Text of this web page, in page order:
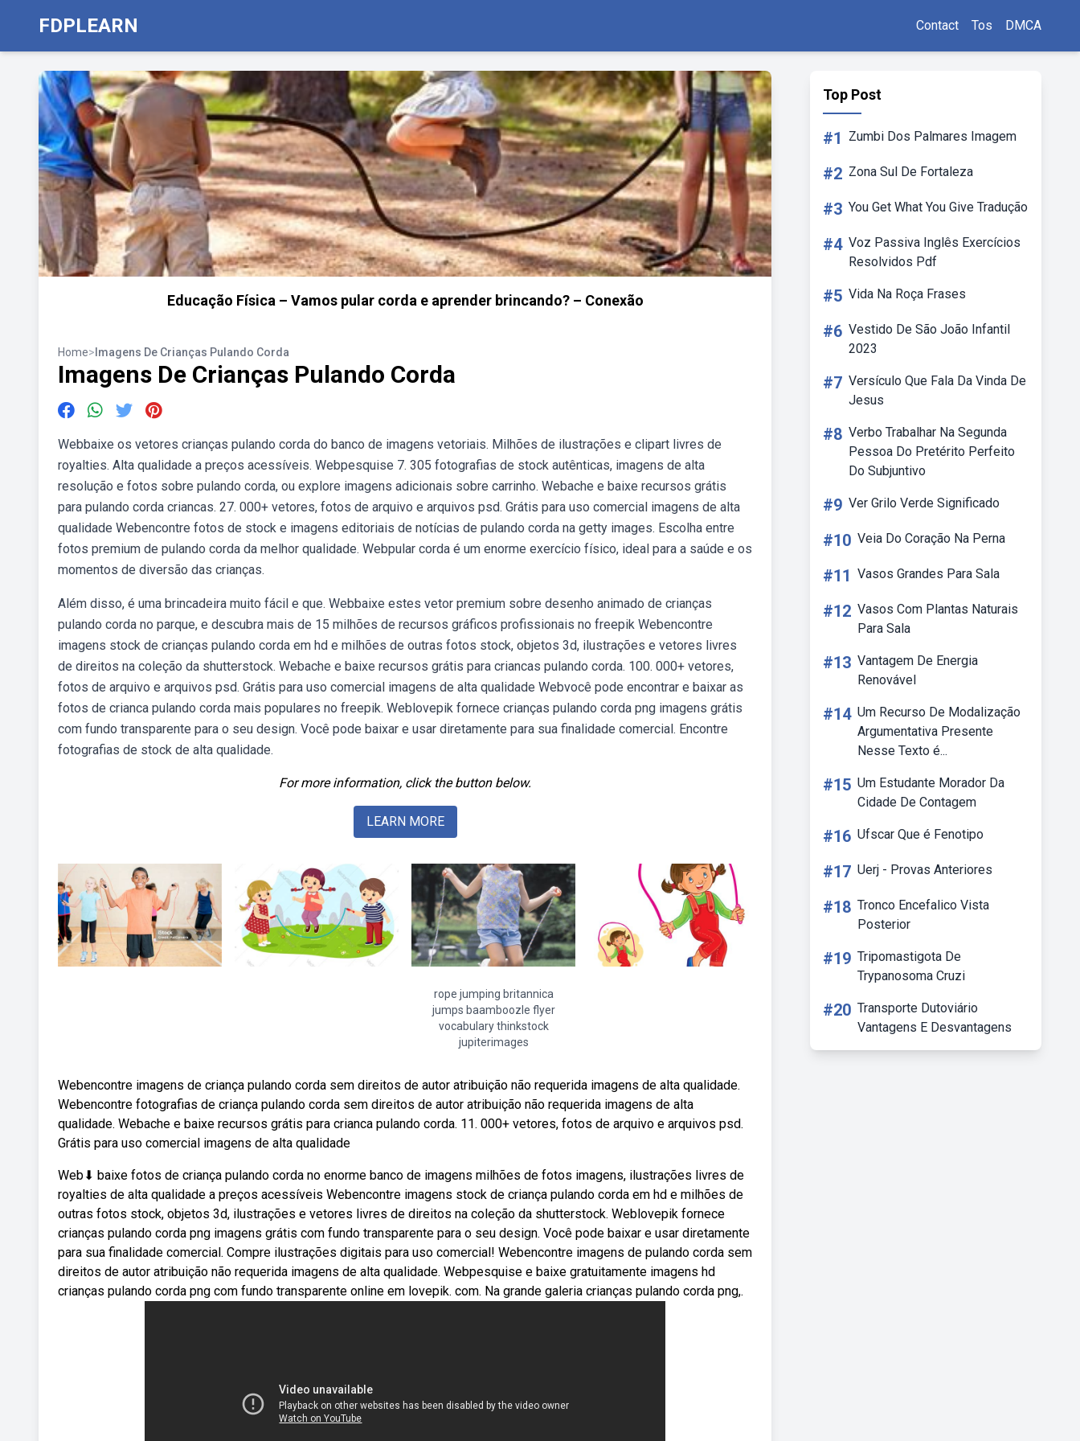
FDPLEARN Contact Tos DMCA
Educação Física – Vamos pular corda e aprender brincando? – Conexão
Home> Imagens De Crianças Pulando Corda
Imagens De Crianças Pulando Corda
Webbaixe os vetores crianças pulando corda do banco de imagens vetoriais. Milhões de ilustrações e clipart livres de
royalties. Alta qualidade a preços acessíveis. Webpesquise 7. 305 fotografias de stock autênticas, imagens de alta
resolução e fotos sobre pulando corda, ou explore imagens adicionais sobre carrinho. Webache e baixe recursos grátis
para pulando corda criancas. 27. 000+ vetores, fotos de arquivo e arquivos psd. Grátis para uso comercial imagens de alta
qualidade Webencontre fotos de stock e imagens editoriais de notícias de pulando corda na getty images. Escolha entre
fotos premium de pulando corda da melhor qualidade. Webpular corda é um enorme exercício físico, ideal para a saúde e os
momentos de diversão das crianças.
Além disso, é uma brincadeira muito fácil e que. Webbaixe estes vetor premium sobre desenho animado de crianças
pulando corda no parque, e descubra mais de 15 milhões de recursos gráficos profissionais no freepik Webencontre
imagens stock de crianças pulando corda em hd e milhões de outras fotos stock, objetos 3d, ilustrações e vetores livres
de direitos na coleção da shutterstock. Webache e baixe recursos grátis para criancas pulando corda. 100. 000+ vetores,
fotos de arquivo e arquivos psd. Grátis para uso comercial imagens de alta qualidade Webvocê pode encontrar e baixar as
fotos de crianca pulando corda mais populares no freepik. Weblovepik fornece crianças pulando corda png imagens grátis
com fundo transparente para o seu design. Você pode baixar e usar diretamente para sua finalidade comercial. Encontre
fotografias de stock de alta qualidade.
For more information, click the button below.
LEARN MORE
rope jumping britannica
jumps baamboozle flyer
vocabulary thinkstock
jupiterimages
Webencontre imagens de criança pulando corda sem direitos de autor atribuição não requerida imagens de alta qualidade.
Webencontre fotografias de criança pulando corda sem direitos de autor atribuição não requerida imagens de alta
qualidade. Webache e baixe recursos grátis para crianca pulando corda. 11. 000+ vetores, fotos de arquivo e arquivos psd.
Grátis para uso comercial imagens de alta qualidade
Web⬇ baixe fotos de criança pulando corda no enorme banco de imagens milhões de fotos imagens, ilustrações livres de
royalties de alta qualidade a preços acessíveis Webencontre imagens stock de criança pulando corda em hd e milhões de
outras fotos stock, objetos 3d, ilustrações e vetores livres de direitos na coleção da shutterstock. Weblovepik fornece
crianças pulando corda png imagens grátis com fundo transparente para o seu design. Você pode baixar e usar diretamente
para sua finalidade comercial. Compre ilustrações digitais para uso comercial! Webencontre imagens de pulando corda sem
direitos de autor atribuição não requerida imagens de alta qualidade. Webpesquise e baixe gratuitamente imagens hd
crianças pulando corda png com fundo transparente online em lovepik. com. Na grande galeria crianças pulando corda png,.
Top Post
#1 Zumbi Dos Palmares Imagem
#2 Zona Sul De Fortaleza
#3 You Get What You Give Tradução
#4 Voz Passiva Inglês Exercícios
Resolvidos Pdf
#5 Vida Na Roça Frases
#6 Vestido De São João Infantil
2023
#7 Versículo Que Fala Da Vinda De
Jesus
#8 Verbo Trabalhar Na Segunda
Pessoa Do Pretérito Perfeito
Do Subjuntivo
#9 Ver Grilo Verde Significado
#10 Veia Do Coração Na Perna
#11 Vasos Grandes Para Sala
#12 Vasos Com Plantas Naturais
Para Sala
#13 Vantagem De Energia
Renovável
#14 Um Recurso De Modalização
Argumentativa Presente
Nesse Texto é...
#15 Um Estudante Morador Da
Cidade De Contagem
#16 Ufscar Que é Fenotipo
#17 Uerj - Provas Anteriores
#18 Tronco Encefalico Vista
Posterior
#19 Tripomastigota De
Trypanosoma Cruzi
#20 Transporte Dutoviário
Vantagens E Desvantagens